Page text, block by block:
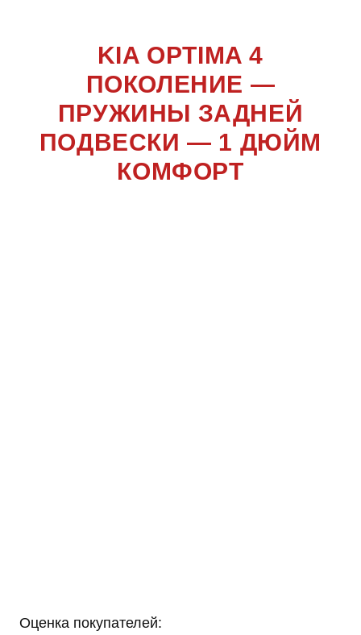
KIA OPTIMA 4
ПОКОЛЕНИЕ —
ПРУЖИНЫ ЗАДНЕЙ
ПОДВЕСКИ — 1 ДЮЙМ
КОМФОРТ
Оценка покупателей: